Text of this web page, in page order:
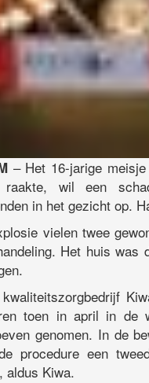
– Het 16-jarige
raakte, wil een
in het gezicht op.
vielen twee
Het huis was
toen in april in de
genomen. In de
procedure een
aldus Kiwa.